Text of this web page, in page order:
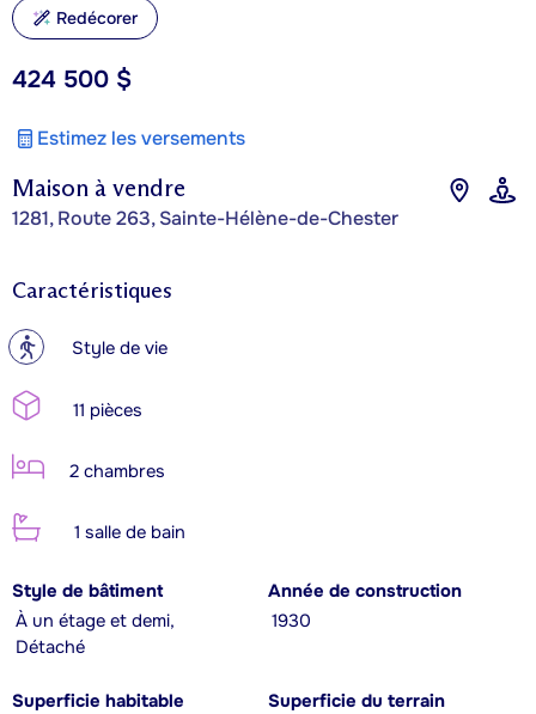
Maison à vendre
1281, Route 263, Sainte-Hélène-de-Chester
424 500 $
Estimez les versements
Redécorer
Caractéristiques
? Style de vie
11 pièces
2 chambres
1 salle de bain
Style de bâtiment
À un étage et demi,
Détaché
Année de construction
1930
Superficie habitable
Superficie du terrain